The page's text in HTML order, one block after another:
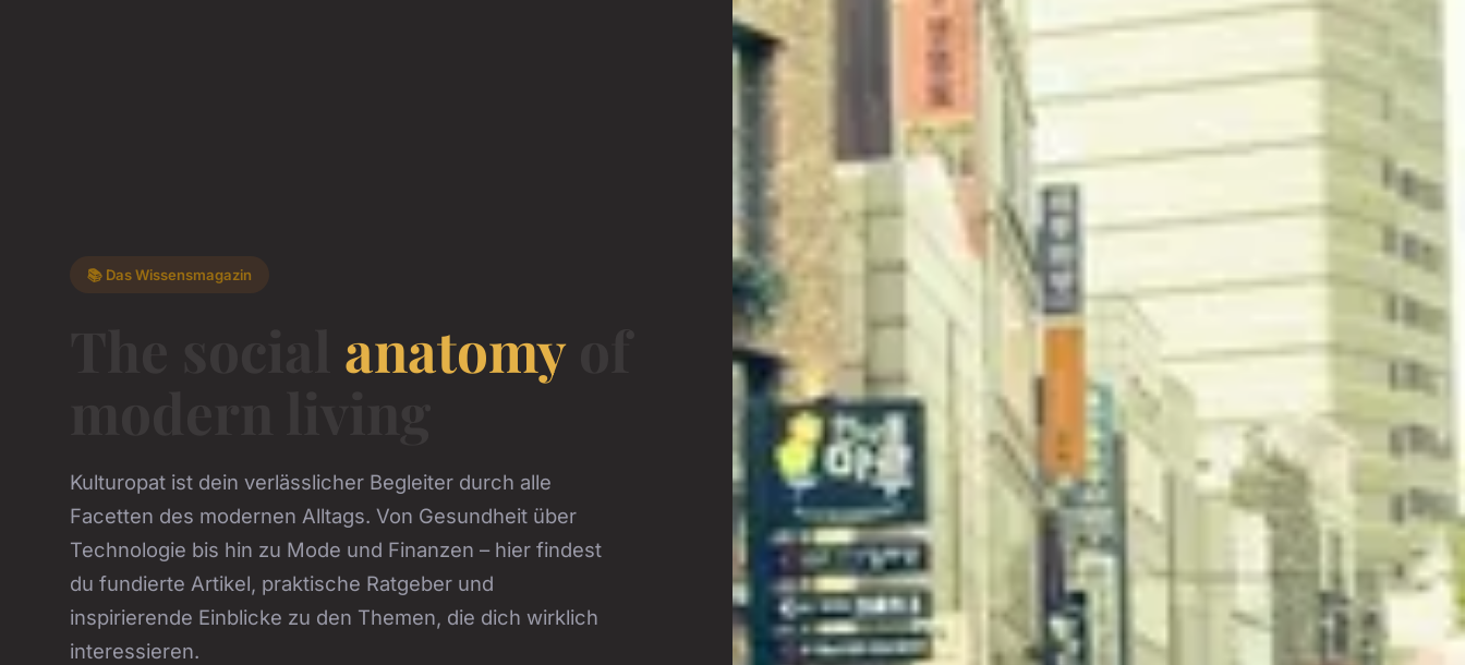
📚 Das Wissensmagazin
anatomyof
Kulturopat ist dein verlässlicher Begleiter durch alle
Facetten des modernen Alltags. Von Gesundheit über
Technologie bis hin zu Mode und Finanzen – hier findest
du fundierte Artikel, praktische Ratgeber und
inspirierende Einblicke zu den Themen, die dich wirklich
interessieren.